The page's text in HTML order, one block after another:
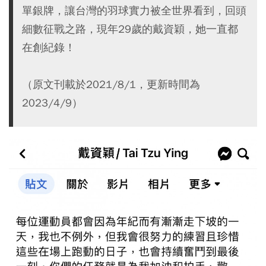
單銀牌，讓台灣的羽球實力被全世界看到，回頭
細數征戰之路，現年29歲的戴資穎，她一直都
在創紀錄！
（原文刊載於2021/8/1，更新時間為
2023/4/9）